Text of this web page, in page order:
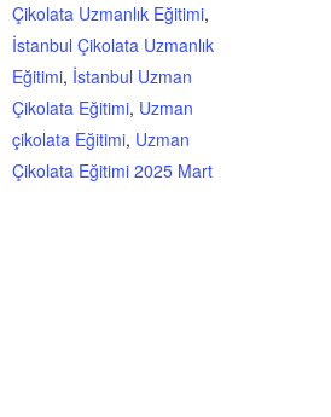
Çikolata Uzmanlık Eğitimi,
İstanbul Çikolata Uzmanlık
Eğitimi, İstanbul Uzman
Çikolata Eğitimi, Uzman
çikolata Eğitimi, Uzman
Çikolata Eğitimi 2025 Mart